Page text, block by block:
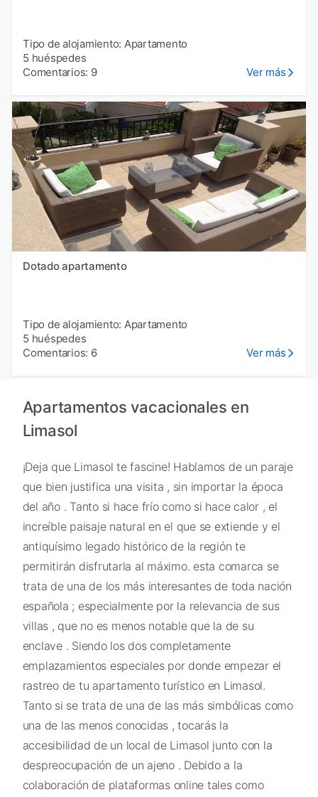
Tipo de alojamiento: Apartamento
5 huéspedes
Comentarios: 9
Ver más
Dotado apartamento
Tipo de alojamiento: Apartamento
5 huéspedes
Comentarios: 6
Ver más
Apartamentos vacacionales en
Limasol
¡Deja que Limasol te fascine! Hablamos de un paraje
que bien justifica una visita , sin importar la época
del año . Tanto si hace frío como si hace calor , el
increíble paisaje natural en el que se extiende y el
antiquísimo legado histórico de la región te
permitirán disfrutarla al máximo. esta comarca se
trata de una de los más interesantes de toda nación
española ; especialmente por la relevancia de sus
villas , que no es menos notable que la de su
enclave . Siendo los dos completamente
emplazamientos especiales por donde empezar el
rastreo de tu apartamento turístico en Limasol.
Tanto si se trata de una de las más simbólicas como
una de las menos conocidas , tocarás la
accesibilidad de un local de Limasol junto con la
despreocupación de un ajeno . Debido a la
colaboración de plataformas online tales como